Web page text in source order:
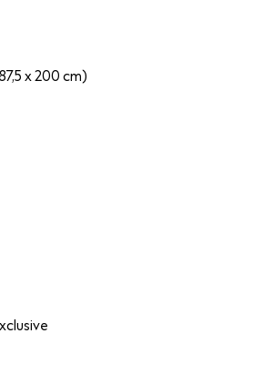
x 200 cm)